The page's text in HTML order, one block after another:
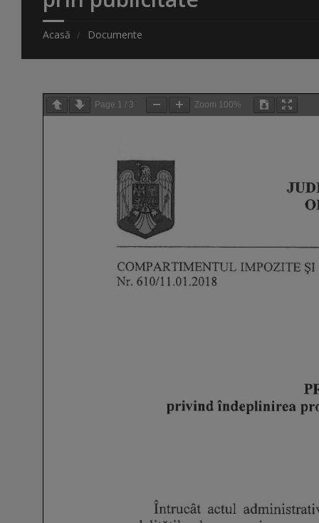
Acasă Documente
Page 1 / 3 Zoom 100%